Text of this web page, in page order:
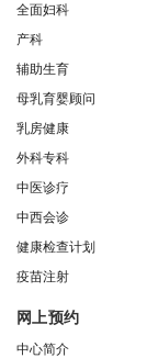
全面妇科
产科
辅助生育
母乳育婴顾问
乳房健康
外科专科
中医诊疗
中西会诊
健康检查计划
疫苗注射
网上预约
中心简介